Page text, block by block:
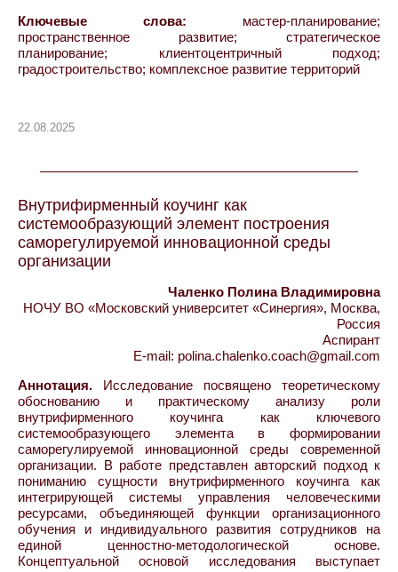
Ключевые слова: мастер-планирование;
пространственное развитие; стратегическое
планирование; клиентоцентричный подход;
градостроительство; комплексное развитие территорий
22.08.2025
Внутрифирменный коучинг как
системообразующий элемент построения
саморегулируемой инновационной среды
организации
Чаленко Полина Владимировна
НОЧУ ВО «Московский университет «Синергия», Москва,
Россия
Аспирант
E-mail: polina.chalenko.coach@gmail.com
Аннотация. Исследование посвящено теоретическому
обоснованию и практическому анализу роли
внутрифирменного коучинга как ключевого
системообразующего элемента в формировании
саморегулируемой инновационной среды современной
организации. В работе представлен авторский подход к
пониманию сущности внутрифирменного коучинга как
интегрирующей системы управления человеческими
ресурсами, объединяющей функции организационного
обучения и индивидуального развития сотрудников на
единой ценностно-методологической основе.
Концептуальной основой исследования выступает